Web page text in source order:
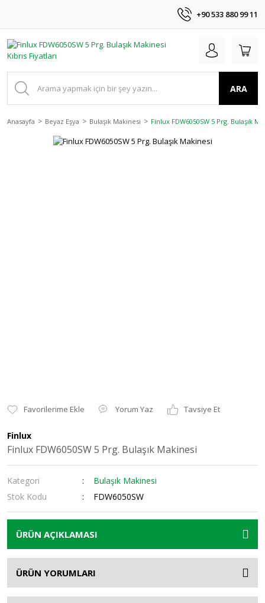
+90 533 880 99 11
ARA
Anasayfa Beyaz Eşya Bulaşık Makinesi Finlux FDW6050SW 5 Prg. Bulaşık
Yorum Yaz Tavsiye Et
Finlux
Finlux FDW6050SW 5 Prg. Bulaşık Makinesi
Kategori
Bulaşık Makinesi
Stok Kodu
FDW6050SW
ÜRÜN AÇIKLAMASI
ÜRÜN YORUMLARI